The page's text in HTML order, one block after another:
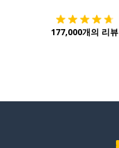
177,000개의 리뷰